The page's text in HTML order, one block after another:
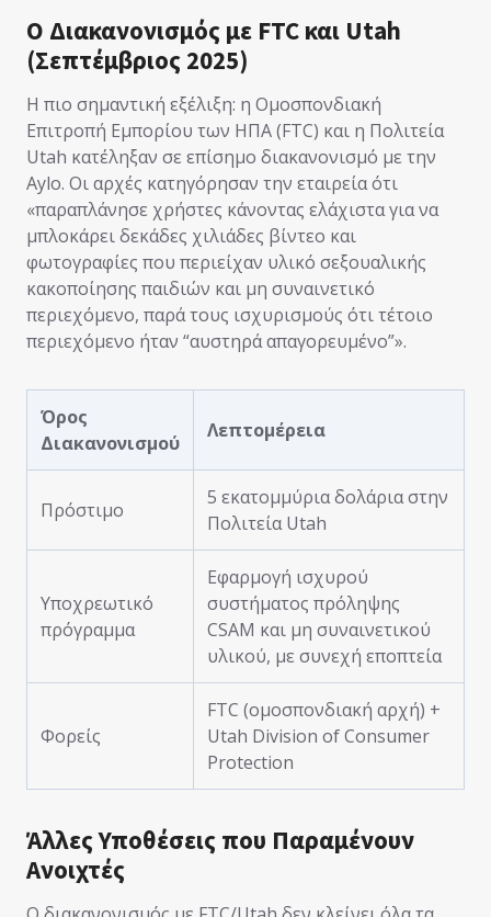
Ο Διακανονισμός με FTC και Utah
(Σεπτέμβριος 2025)
Η πιο σημαντική εξέλιξη: η Ομοσπονδιακή
Επιτροπή Εμπορίου των ΗΠΑ (FTC) και η Πολιτεία
Utah κατέληξαν σε επίσημο διακανονισμό με την
Aylo. Οι αρχές κατηγόρησαν την εταιρεία ότι
«παραπλάνησε χρήστες κάνοντας ελάχιστα για να
μπλοκάρει δεκάδες χιλιάδες βίντεο και
φωτογραφίες που περιείχαν υλικό σεξουαλικής
κακοποίησης παιδιών και μη συναινετικό
περιεχόμενο, παρά τους ισχυρισμούς ότι τέτοιο
περιεχόμενο ήταν “αυστηρά απαγορευμένο”».
Όρος
Διακανονισμού
Λεπτομέρεια
Πρόστιμο
5 εκατομμύρια δολάρια στην
Πολιτεία Utah
Υποχρεωτικό
πρόγραμμα
Εφαρμογή ισχυρού
συστήματος πρόληψης
CSAM και μη συναινετικού
υλικού, με συνεχή εποπτεία
Φορείς
FTC (ομοσπονδιακή αρχή) +
Utah Division of Consumer
Protection
Άλλες Υποθέσεις που Παραμένουν
Ανοιχτές